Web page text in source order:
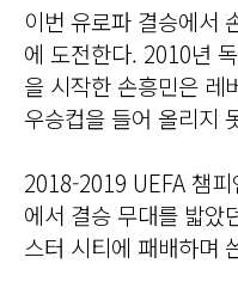
이번 유로파 결승에서
에 도전한다. 2010년
을 시작한 손흥민은 레
우승컵을 들어 올리지
2018-2019 UEFA 챔
에서 결승 무대를 밟았
스터 시티에 패배하며